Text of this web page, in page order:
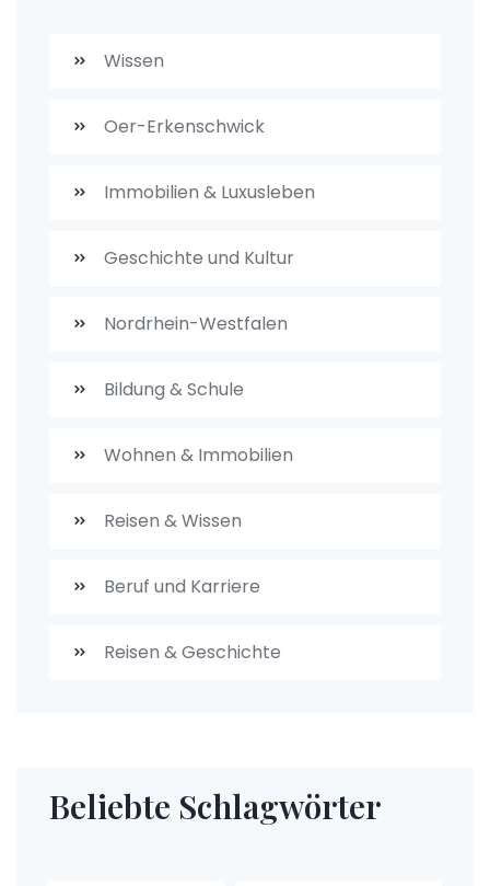
Wissen
Oer-Erkenschwick
Immobilien & Luxusleben
Geschichte und Kultur
Nordrhein-Westfalen
Bildung & Schule
Wohnen & Immobilien
Reisen & Wissen
Beruf und Karriere
Reisen & Geschichte
Beliebte Schlagwörter